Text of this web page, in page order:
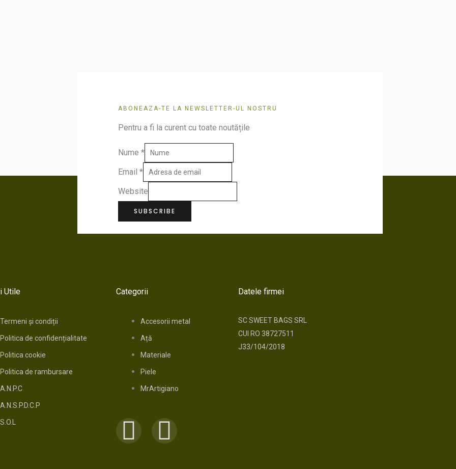
ABONEAZA-TE LA NEWSLETTER-UL NOSTRU
Pentru a fi la curent cu toate noutățile
Nume *
Email *
Website
SUBSCRIBE
Utile
Termeni și condiții
Politica de confidențialitate
Politica cookie
Politica de rambursare
A.N.P.C
A.N.S.P.D.C.P
S.O.L
Categorii
Accesorii metal
Ață
Materiale
Piele
MrArtigiano
F
I
Datele firmei
SC SWEET BAGS SRL
CUI RO 38727511
J33/104/2018